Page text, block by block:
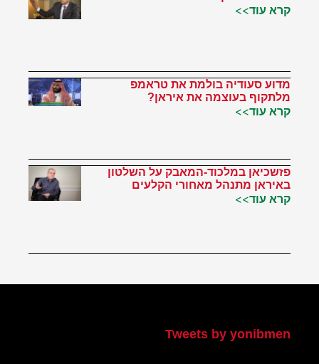
קרא עוד>>
מדוע סעודיה בולמת את טראמפ
מלתקוף בעוצמה את איראן?
קרא עוד>>
פזשכיאן במלכוד-המאבק על השלטון
באיראן מתנהל מאחורי הקלעים
קרא עוד>>
Tweets by yonibmen